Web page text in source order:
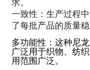
求。
一致性：生产过程
了每批产品的质量
多功能性：这种尼
广泛用于织物、纺
用范围广泛。